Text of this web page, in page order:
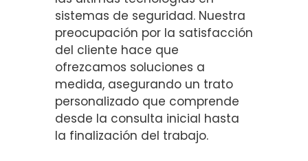
sistemas de seguridad. Nuestra
preocupación por la satisfacción
del cliente hace que
ofrezcamos soluciones a
medida, asegurando un trato
personalizado que comprende
desde la consulta inicial hasta
la finalización del trabajo.